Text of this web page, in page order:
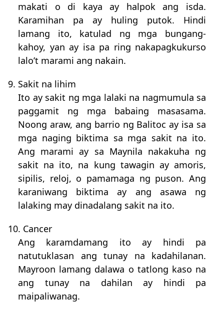
makati o di kaya ay halpok ang isda.
Karamihan pa ay huling putok. Hindi
lamang ito, katulad ng mga bungang-
kahoy, yan ay isa pa ring nakapagkukurso
lalo’t marami ang nakain.
9. Sakit na lihim
Ito ay sakit ng mga lalaki na nagmumula sa
paggamit ng mga babaing masasama.
Noong araw, ang barrio ng Balitoc ay isa sa
mga naging biktima sa mga sakit na ito.
Ang marami ay sa Maynila nakakuha ng
sakit na ito, na kung tawagin ay amoris,
sipilis, reloj, o pamamaga ng puson. Ang
karaniwang biktima ay ang asawa ng
lalaking may dinadalang sakit na ito.
10. Cancer
Ang karamdamang ito ay hindi pa
natutuklasan ang tunay na kadahilanan.
Mayroon lamang dalawa o tatlong kaso na
ang tunay na dahilan ay hindi pa
maipaliwanag.